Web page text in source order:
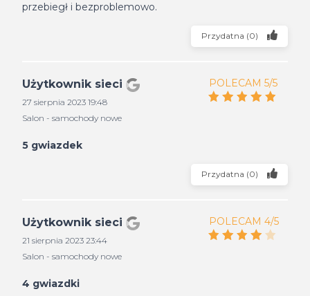
przebiegł i bezproblemowo.
Przydatna (0)
Użytkownik sieci
27 sierpnia 2023 19:48
Salon - samochody nowe
POLECAM 5/5
5 gwiazdek
Przydatna (0)
Użytkownik sieci
21 sierpnia 2023 23:44
Salon - samochody nowe
POLECAM 4/5
4 gwiazdki